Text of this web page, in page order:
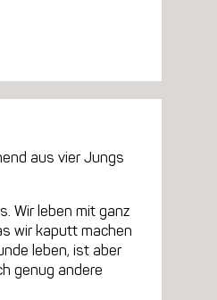
aus vier Jungs
Wir leben mit ganz
wir kaputt machen
leben, ist aber
genug andere